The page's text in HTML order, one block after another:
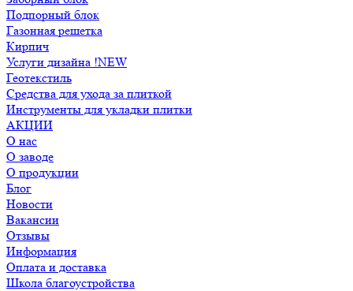
Подпорный блок
Газонная решетка
Кирпич
Услуги дизайна !NEW
Геотекстиль
Средства для ухода за плиткой
Инструменты для укладки плитки
АКЦИИ
О нас
О заводе
О продукции
Блог
Новости
Вакансии
Отзывы
Информация
Оплата и доставка
Школа благоустройства